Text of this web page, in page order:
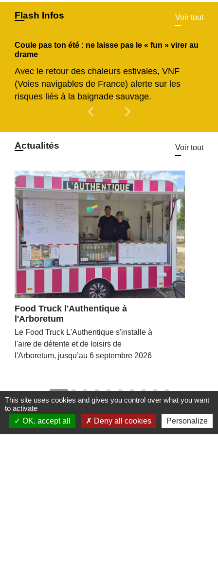
Flash Infos Voir tout
Coule pas ton été : ne laisse pas le « fun » virer au
drame
Avec le retour des chaleurs estivales, VNF
(Voies navigables de France) alerte sur les
risques liés à la baignade sauvage.
chevron_left Previous
chevron_right
Actualités Voir tout
Food Truck l'Authentique à
l'Arboretum
Le Food Truck L'Authentique s'installe à
l'aire de détente et de loisirs de
l'Arboretum, jusqu’au 6 septembre 2026
Contacts
This site uses cookies and gives you control over what you want
to activate
OK, accept all
Deny all cookies Personalize